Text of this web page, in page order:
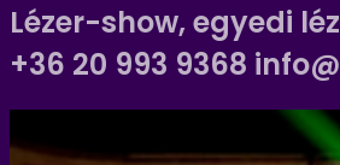
Lézer-show, egyedi
+36 20 993 9368